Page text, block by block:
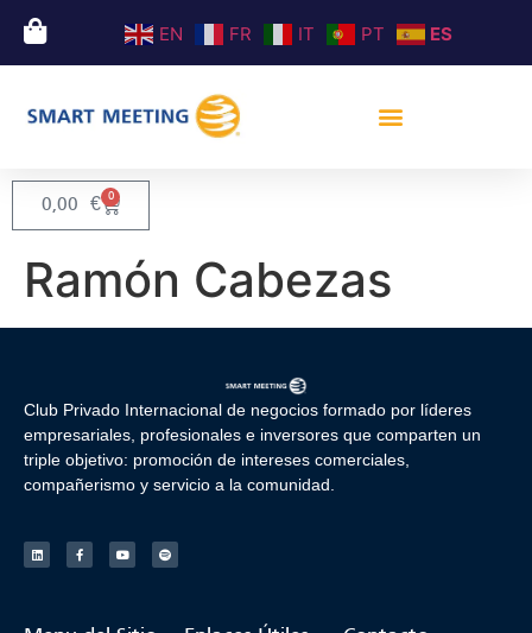
EN FR IT PT ES
0,00 € 0
Ramón Cabezas
Club Privado Internacional de negocios formado por líderes
empresariales, profesionales e inversores que comparten un
triple objetivo: promoción de intereses comerciales,
compañerismo y servicio a la comunidad.